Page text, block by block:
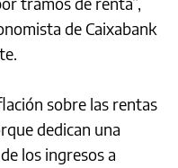
de Caixabank
sobre las rentas
dedican una
los ingresos a